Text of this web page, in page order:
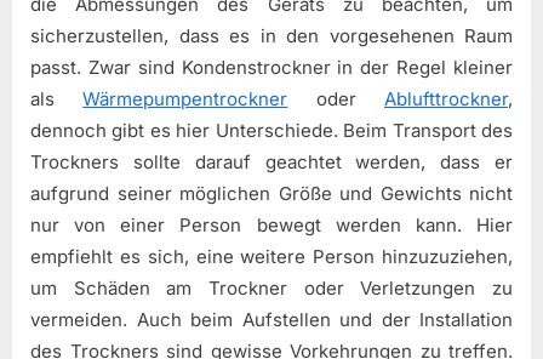
die Abmessungen des Geräts zu beachten, um
sicherzustellen, dass es in den vorgesehenen Raum
passt. Zwar sind Kondenstrockner in der Regel kleiner
alsWärmepumpentrockner oderAblufttrockner,
dennoch gibt es hier Unterschiede. Beim Transport des
Trockners sollte darauf geachtet werden, dass er
aufgrund seiner möglichen Größe und Gewichts nicht
nur von einer Person bewegt werden kann. Hier
empfiehlt es sich, eine weitere Person hinzuzuziehen,
um Schäden am Trockner oder Verletzungen zu
vermeiden. Auch beim Aufstellen und der Installation
des Trockners sind gewisse Vorkehrungen zu treffen.